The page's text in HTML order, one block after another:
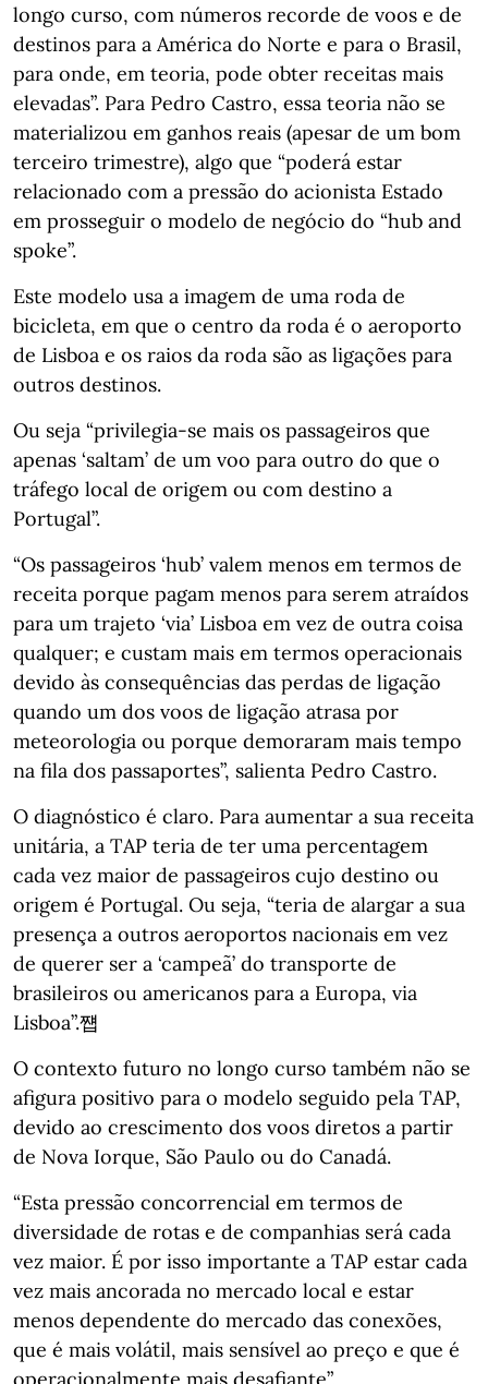
longo curso, com números recorde de voos e de
destinos para a América do Norte e para o Brasil,
para onde, em teoria, pode obter receitas mais
elevadas”. Para Pedro Castro, essa teoria não se
materializou em ganhos reais (apesar de um bom
terceiro trimestre), algo que “poderá estar
relacionado com a pressão do acionista Estado
em prosseguir o modelo de negócio do “hub and
spoke”.
Este modelo usa a imagem de uma roda de
bicicleta, em que o centro da roda é o aeroporto
de Lisboa e os raios da roda são as ligações para
outros destinos.
Ou seja “privilegia-se mais os passageiros que
apenas ‘saltam’ de um voo para outro do que o
tráfego local de origem ou com destino a
Portugal”.
“Os passageiros ‘hub’ valem menos em termos de
receita porque pagam menos para serem atraídos
para um trajeto ‘via’ Lisboa em vez de outra coisa
qualquer; e custam mais em termos operacionais
devido às consequências das perdas de ligação
quando um dos voos de ligação atrasa por
meteorologia ou porque demoraram mais tempo
na fila dos passaportes”, salienta Pedro Castro.
O diagnóstico é claro. Para aumentar a sua receita
unitária, a TAP teria de ter uma percentagem
cada vez maior de passageiros cujo destino ou
origem é Portugal. Ou seja, “teria de alargar a sua
presença a outros aeroportos nacionais em vez
de querer ser a ‘campeã’ do transporte de
brasileiros ou americanos para a Europa, via
Lisboa”.쩁
O contexto futuro no longo curso também não se
afigura positivo para o modelo seguido pela TAP,
devido ao crescimento dos voos diretos a partir
de Nova Iorque, São Paulo ou do Canadá.
“Esta pressão concorrencial em termos de
diversidade de rotas e de companhias será cada
vez maior. É por isso importante a TAP estar cada
vez mais ancorada no mercado local e estar
menos dependente do mercado das conexões,
que é mais volátil, mais sensível ao preço e que é
operacionalmente mais desafiante”.